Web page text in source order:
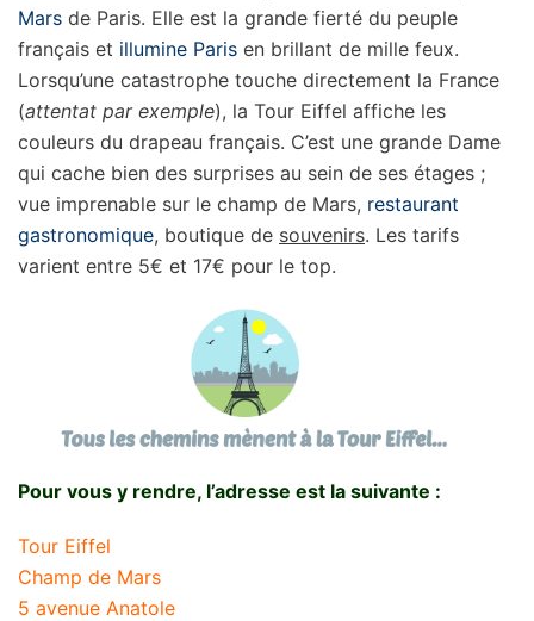
Mars de Paris. Elle est la grande fierté du peuple
français et illumine Paris en brillant de mille feux.
Lorsqu’une catastrophe touche directement la France
(attentat par exemple), la Tour Eiffel affiche les
couleurs du drapeau français. C’est une grande Dame
qui cache bien des surprises au sein de ses étages ;
vue imprenable sur le champ de Mars, restaurant
gastronomique, boutique de souvenirs. Les tarifs
varient entre 5€ et 17€ pour le top.
Pour vous y rendre, l’adresse est la suivante :
Tour Eiffel
Champ de Mars
5 avenue Anatole